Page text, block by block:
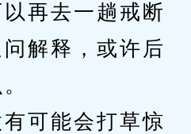
再去一趟戒断
解释，或许后
可能会打草惊